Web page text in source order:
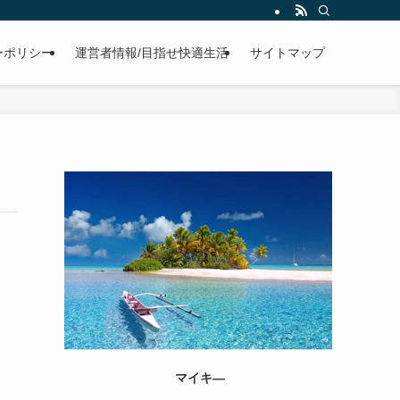
ポリシー 運営者情報/目指せ快適生活 サイトマップ
マイキ―